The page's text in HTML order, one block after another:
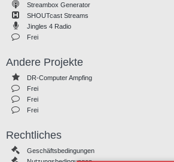
Streambox Generator
SHOUTcast Streams
Jingles 4 Radio
Frei
Andere Projekte
DR-Computer Ampfing
Frei
Frei
Frei
Rechtliches
Geschäftsbedingungen